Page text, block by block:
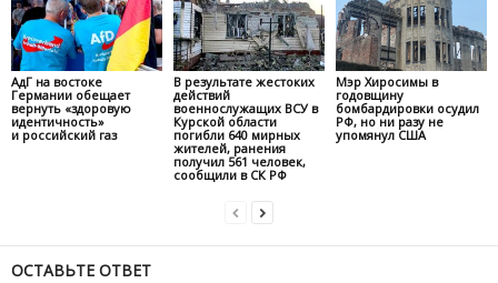
АдГ на востоке
Германии обещает
вернуть «здоровую
идентичность»
и российский газ
В результате жестоких
действий
военнослужащих ВСУ в
Курской области
погибли 640 мирных
жителей, ранения
получил 561 человек,
сообщили в СК РФ
Мэр Хиросимы в
годовщину
бомбардировки осудил
РФ, но ни разу не
упомянул США
ОСТАВЬТЕ ОТВЕТ